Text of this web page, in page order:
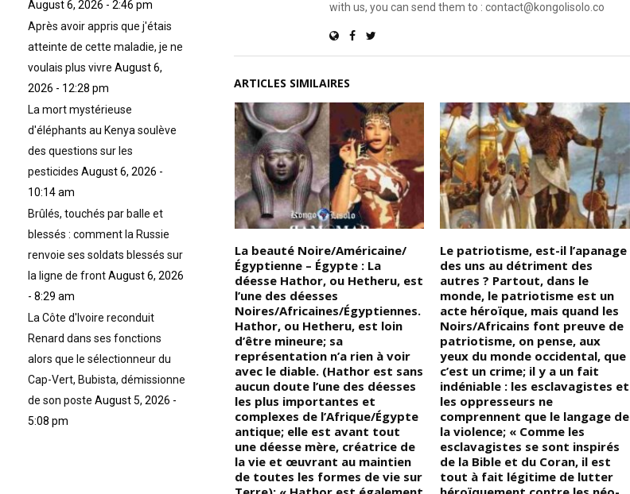
with us, you can send them to : contact@kongolisolo.co
ARTICLES SIMILAIRES
Devoir de Mémoire – Un
erreurs à éviter lorsque l’on
embrasse, et des conseils pour
y remédie : S’embrasser ou se
faire des bisous est une
pratique universellement
admise chez les êtres humains.
De plus, il est généralement
reconnu que le baiser constitue
l’une des manifestations
d’affection les plus courantes
et les plus expressives; (sur le
La beauté Noire/Américaine/
Égyptienne – Égypte : La
déesse Hathor, ou Hetheru, est
l’une des déesses
Noires/Africaines/Égyptiennes.
Hathor, ou Hetheru, est loin
d’être mineure; sa
représentation n’a rien à voir
avec le diable. (Hathor est sans
aucun doute l’une des déesses
les plus importantes et
complexes de l’Afrique/Égypte
antique; elle est avant tout
une déesse mère, créatrice de
la vie et œuvrant au maintien
de toutes les formes de vie sur
Le patriotisme, est-il l’apanage
des uns au détriment des
autres ? Partout, dans le
monde, le patriotisme est un
acte héroïque, mais quand les
Noirs/Africains font preuve de
patriotisme, on pense, aux
yeux du monde occidental, que
c’est un crime; il y a un fait
indéniable : les esclavagistes et
les oppresseurs ne
comprennent que le langage de
la violence; « Comme les
esclavagistes se sont inspirés
de la Bible et du Coran, il est
tout à fait légitime de lutter
August 6, 2026 - 2:46 pm
Après avoir appris que j'étais
atteinte de cette maladie, je ne
voulais plus vivre August 6,
2026 - 12:28 pm
La mort mystérieuse
d'éléphants au Kenya soulève
des questions sur les
pesticides August 6, 2026 -
10:14 am
Brûlés, touchés par balle et
blessés : comment la Russie
renvoie ses soldats blessés sur
la ligne de frontAugust 6, 2026
- 8:29 am
La Côte d'Ivoire reconduit
Renard dans ses fonctions
alors que le sélectionneur du
Cap-Vert, Bubista, démissionne
de son poste August 5, 2026 -
5:08 pm